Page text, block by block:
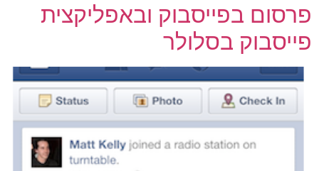
פרסום בפייסבוק ובאפליקצית
פייסבוק בסלולר